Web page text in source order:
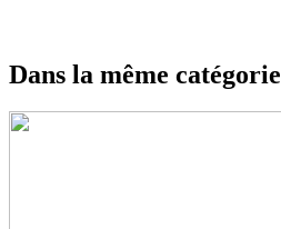
Dans la même catégorie